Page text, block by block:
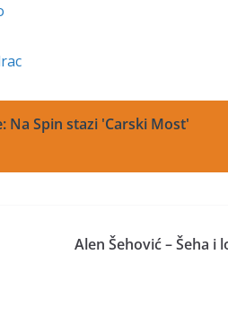
Na Spin stazi 'Carski Most'
Alen Šehović – Šeha i